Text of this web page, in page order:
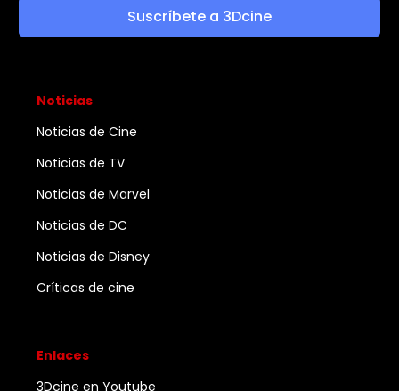
Suscríbete a 3Dcine
Noticias
Noticias de Cine
Noticias de TV
Noticias de Marvel
Noticias de DC
Noticias de Disney
Críticas de cine
Enlaces
3Dcine en Youtube